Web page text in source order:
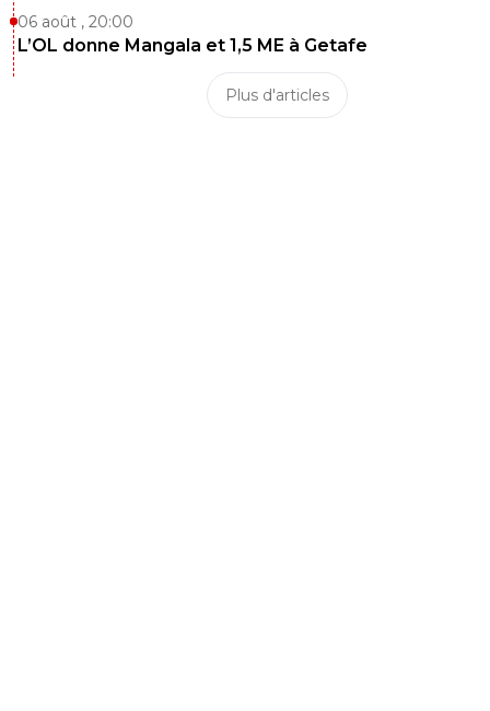
06 août , 20:00
L’OL donne Mangala et 1,5 ME à Getafe
Plus d'articles